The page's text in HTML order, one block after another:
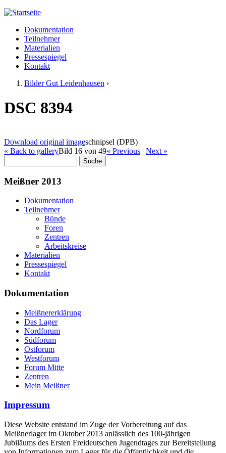
Jump to navigation
Meißner 2013
Hauptmenü
Dokumentation
Teilnehmer
Materialien
Pressespiegel
Kontakt
Bilder Gut Leidenhausen ›
DSC 8394
Download original imageschnipsel (DPB)
« Back to galleryBild 16 von 49« Previous | Next »
Meißner 2013
Dokumentation
Teilnehmer
Bünde
Foren
Zentren
Arbeitskreise
Materialien
Pressespiegel
Kontakt
Dokumentation
Meißnererklärung
Das Lager
Nordforum
Südforum
Ostforum
Westforum
Forum Mitte
Zentren
Mein Meißner
Impressum
Diese Website entstand im Zuge der Vorbereitung auf das
Meißnerlager im Oktober 2013 anlässlich des 100-jährigen
Jubiläums des Ersten Freideutschen Jugendtages zur Bereitstellung